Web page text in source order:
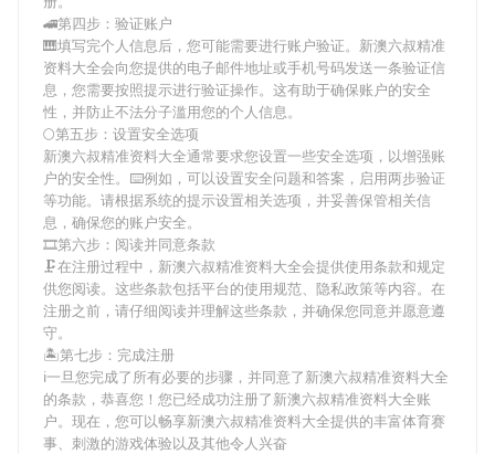
🚄第四步：验证账户
🎹填写完个人信息后，您可能需要进行账户验证。 新澳六叔精准
资料大全会向您提供的电子邮件地址或手机号码发送一条验证信
息，您需要按照提示进行验证操作。这有助于确保账户的安全
性，并防止不法分子滥用您的个人信息。
🌕第五步：设置安全选项
新澳六叔精准资料大全通常要求您设置一些安全选项，以增强账
户的安全性。⌨️例如，可以设置安全问题和答案，启用两步验证
等功能。请根据系统的提示设置相关选项，并妥善保管相关信
息，确保您的账户安全。
🎞第六步：阅读并同意条款
🗜在注册过程中， 新澳六叔精准资料大全会提供使用条款和规定
供您阅读。这些条款包括平台的使用规范、隐私政策等内容。在
注册之前，请仔细阅读并理解这些条款，并确保您同意并愿意遵
守。
🏝第七步：完成注册
ℹ一旦您完成了所有必要的步骤，并同意了新澳六叔精准资料大全
的条款，恭喜您！您已经成功注册了新澳六叔精准资料大全账
户。现在，您可以畅享新澳六叔精准资料大全提供的丰富体育赛
事、刺激的游戏体验以及其他令人兴奋